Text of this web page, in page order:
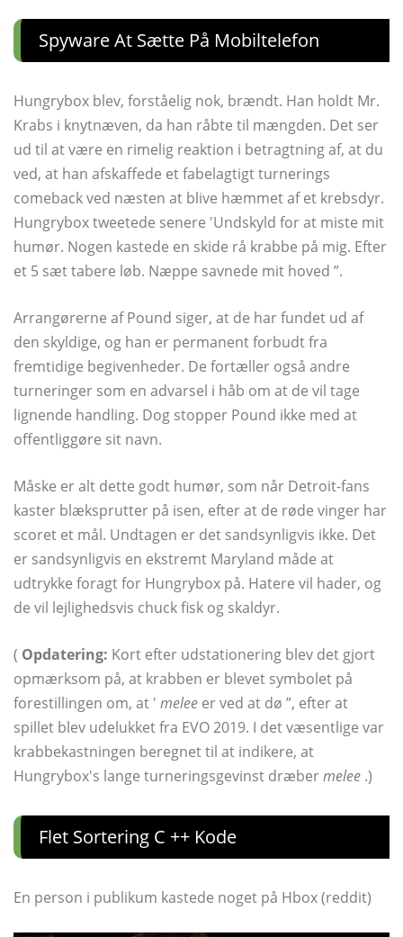
Spyware At Sætte På Mobiltelefon
Hungrybox blev, forståelig nok, brændt. Han holdt Mr.
Krabs i knytnæven, da han råbte til mængden. Det ser
ud til at være en rimelig reaktion i betragtning af, at du
ved, at han afskaffede et fabelagtigt turnerings
comeback ved næsten at blive hæmmet af et krebsdyr.
Hungrybox tweetede senere 'Undskyld for at miste mit
humør. Nogen kastede en skide rå krabbe på mig. Efter
et 5 sæt tabere løb. Næppe savnede mit hoved ”.
Arrangørerne af Pound siger, at de har fundet ud af
den skyldige, og han er permanent forbudt fra
fremtidige begivenheder. De fortæller også andre
turneringer som en advarsel i håb om at de vil tage
lignende handling. Dog stopper Pound ikke med at
offentliggøre sit navn.
Måske er alt dette godt humør, som når Detroit-fans
kaster blæksprutter på isen, efter at de røde vinger har
scoret et mål. Undtagen er det sandsynligvis ikke. Det
er sandsynligvis en ekstremt Maryland måde at
udtrykke foragt for Hungrybox på. Hatere vil hader, og
de vil lejlighedsvis chuck fisk og skaldyr.
( Opdatering: Kort efter udstationering blev det gjort
opmærksom på, at krabben er blevet symbolet på
forestillingen om, at ' melee er ved at dø ”, efter at
spillet blev udelukket fra EVO 2019. I det væsentlige var
krabbekastningen beregnet til at indikere, at
Hungrybox's lange turneringsgevinst dræbermelee .)
Flet Sortering C ++ Kode
En person i publikum kastede noget på Hbox (reddit)